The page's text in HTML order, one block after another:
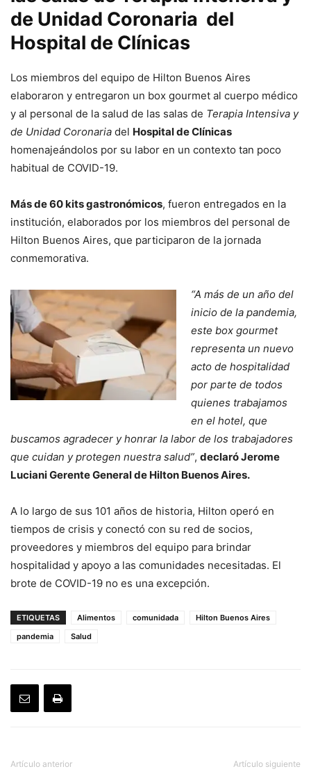
de Unidad Coronaria del
Hospital de Clínicas
Los miembros del equipo de Hilton Buenos Aires
elaboraron y entregaron un box gourmet al cuerpo médico
y al personal de la salud de las salas de Terapia Intensiva y
de Unidad Coronaria del Hospital de Clínicas
homenajeándolos por su labor en un contexto tan poco
habitual de COVID-19.
Más de 60 kits gastronómicos, fueron entregados en la
institución, elaborados por los miembros del personal de
Hilton Buenos Aires, que participaron de la jornada
conmemorativa.
“A más de un año del
inicio de la pandemia,
este box gourmet
representa un nuevo
acto de hospitalidad
por parte de todos
quienes trabajamos
en el hotel, que
buscamos agradecer y honrar la labor de los trabajadores
que cuidan y protegen nuestra salud”, declaró Jerome
Luciani Gerente General de Hilton Buenos Aires.
A lo largo de sus 101 años de historia, Hilton operó en
tiempos de crisis y conectó con su red de socios,
proveedores y miembros del equipo para brindar
hospitalidad y apoyo a las comunidades necesitadas. El
brote de COVID-19 no es una excepción.
ETIQUETAS Alimentos comunidada
Hilton Buenos Aires
pandemia
Salud
Artículo anterior Artículo siguiente